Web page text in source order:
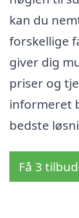
kan du
forskellige
giver dig
priser og
informeret
bedste
Få 3